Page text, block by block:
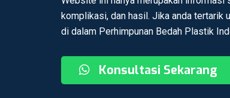
komplikasi, dan hasil. Jika anda tertarik
di dalam Perhimpunan Bedah Plastik
Konsultasi Sekarang